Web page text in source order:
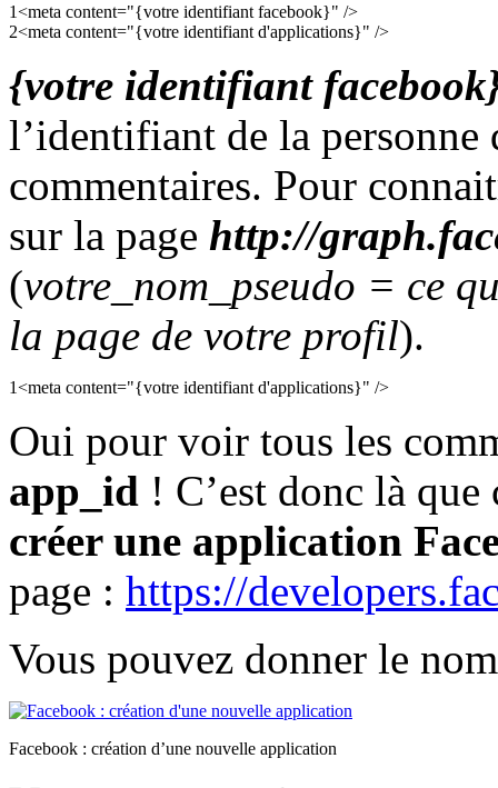
1
2
<meta content="{votre identifiant facebook}" />
<meta content="{votre identifiant d'applications}" />
{votre identifiant
l’identifiant de la personne
commentaires. Pour
sur la page http://
(votre_nom_pseudo = ce
la page de votre profil).
1<meta content="{votre identifiant d'applications}" />
Oui pour voir tous les
app_id ! C’est donc là
créer une application
page : https://
Vous pouvez donner le
Facebook : création d’une nouvelle application